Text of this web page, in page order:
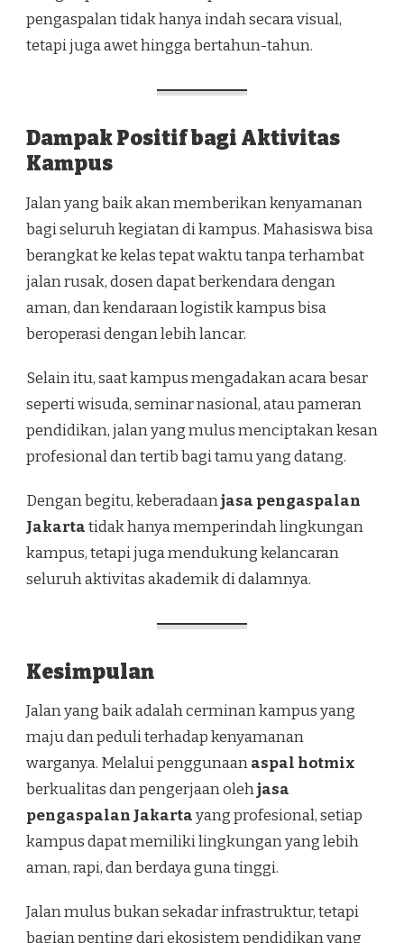
pengaspalan tidak hanya indah secara visual,
tetapi juga awet hingga bertahun-tahun.
Dampak Positif bagi Aktivitas
Kampus
Jalan yang baik akan memberikan kenyamanan
bagi seluruh kegiatan di kampus. Mahasiswa bisa
berangkat ke kelas tepat waktu tanpa terhambat
jalan rusak, dosen dapat berkendara dengan
aman, dan kendaraan logistik kampus bisa
beroperasi dengan lebih lancar.
Selain itu, saat kampus mengadakan acara besar
seperti wisuda, seminar nasional, atau pameran
pendidikan, jalan yang mulus menciptakan kesan
profesional dan tertib bagi tamu yang datang.
Dengan begitu, keberadaanjasa pengaspalan
Jakartatidak hanya memperindah lingkungan
kampus, tetapi juga mendukung kelancaran
seluruh aktivitas akademik di dalamnya.
Kesimpulan
Jalan yang baik adalah cerminan kampus yang
maju dan peduli terhadap kenyamanan
warganya. Melalui penggunaanaspal hotmix
berkualitas dan pengerjaan olehjasa
pengaspalan Jakartayang profesional, setiap
kampus dapat memiliki lingkungan yang lebih
aman, rapi, dan berdaya guna tinggi.
Jalan mulus bukan sekadar infrastruktur, tetapi
bagian penting dari ekosistem pendidikan yang